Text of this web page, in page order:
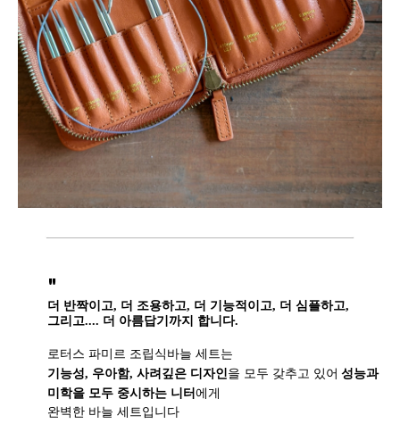
"
더 반짝이고, 더 조용하고, 더 기능적이고, 더 심플하고,
그리고.... 더 아름답기까지 합니다.
로터스 파미르 조립식바늘 세트는
기능성, 우아함, 사려깊은 디자인 을 모두 갖추고 있어 성능과
미학을 모두 중시하는 니터 에게
완벽한 바늘 세트입니다